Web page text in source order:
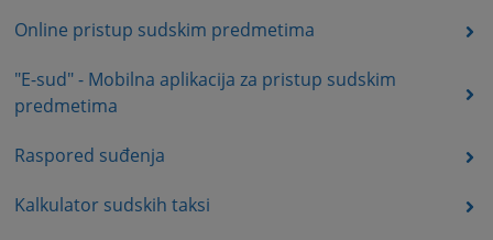
Online pristup sudskim predmetima
"E-sud" - Mobilna aplikacija za pristup sudskim
predmetima
Raspored suđenja
Kalkulator sudskih taksi